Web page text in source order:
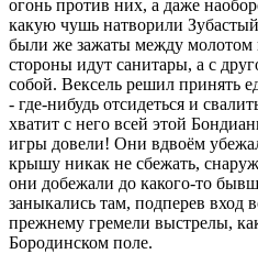
огонь против них, а даже
какую чушь натворили
были же зажаты между молотом
стороны идут санитары, а с
собой. Вексель решил принять
- где-нибудь отсидеться и
хватит с него всей этой
игры довели! Они вдвоём
крышу никак не сбежать,
они добежали до какого-то
заныкались там, подперев вход
прежнему гремели выстрелы,
Бородинском поле.